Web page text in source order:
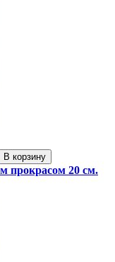
В корзину
прокрасом 20 см.